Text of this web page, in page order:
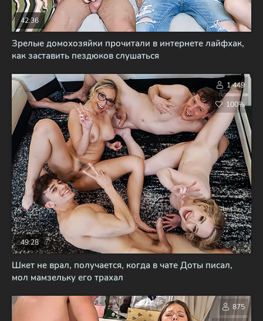
Зрелые домохозяйки прочитали в интернете лайфхак,
как заставить пездюков слушаться
42:36
Шкет не врал, получается, когда в чате Доты писал,
мол мамзельку его трахал
49:28
1 449
100%
875